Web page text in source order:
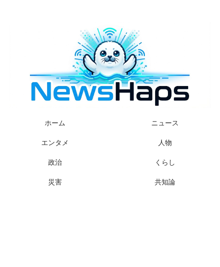
ホーム ニュース
エンタメ 人物
政治 くらし
災害 共知論